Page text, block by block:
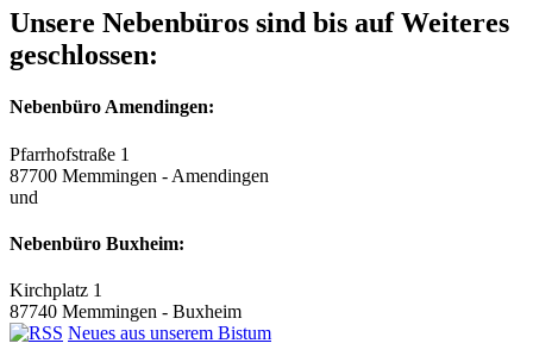
Unsere Nebenbüros sind bis auf Weiteres
geschlossen:
Nebenbüro Amendingen:
Pfarrhofstraße 1
87700 Memmingen - Amendingen
und
Nebenbüro Buxheim:
Kirchplatz 1
87740 Memmingen - Buxheim
Neues aus unserem Bistum